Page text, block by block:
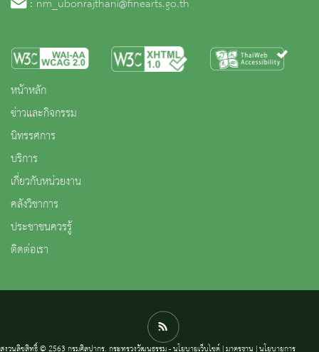
: nm_ubonrajthani@finearts.go.th
หน้าหลัก
ข่าวและกิจกรรม
นิทรรศการ
บริการ
เกี่ยวกับหน่วยงาน
คลังวิชาการ
ประชาชนควรรู้
ติดต่อเรา